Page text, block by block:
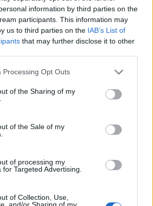
information by third parties on the
participants. This information may
us to third parties on the IAB’s List of
that may further disclose it to other
website/app uses one or more Google
or usage behaviour. You may click to
to Google and its third-party tags to
specified purposes in below Google
Processing Opt Outs
of the Sharing of my
of the Sale of my
of processing my
Targeted Advertising.
of Collection, Use,
and/or Sharing of my
og VM
som arrangeres fra
skal Norge arrangere to
kommende vinter: På
til 8. desember, og i
15. til 16. mars.
og verdenscupen i
har
i Italia.
i Tour de Ski, frykter